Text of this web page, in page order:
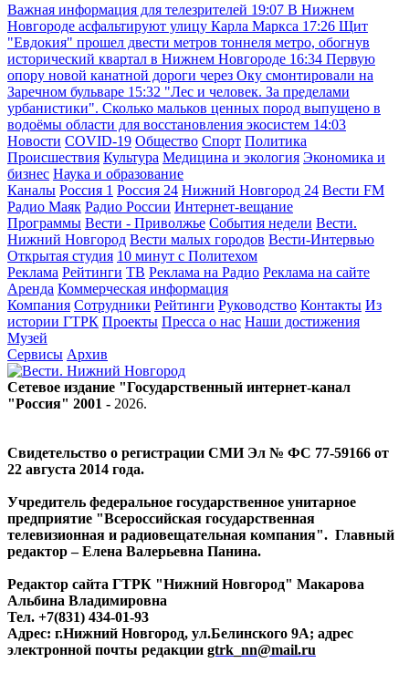
Важная информация для телезрителей 19:07 В Нижнем
Новгороде асфальтируют улицу Карла Маркса 17:26 Щит
"Евдокия" прошел двести метров тоннеля метро, обогнув
исторический квартал в Нижнем Новгороде 16:34 Первую
опору новой канатной дороги через Оку смонтировали на
Заречном бульваре 15:32 "Лес и человек. За пределами
урбанистики". Сколько мальков ценных пород выпущено в
водоёмы области для восстановления экосистем 14:03
Новости COVID-19 Общество Спорт Политика
Происшествия Культура Медицина и экология Экономика и
бизнес Наука и образование
Каналы Россия 1 Россия 24 Нижний Новгород 24 Вести FM
Радио Маяк Радио России Интернет-вещание
Программы Вести - Приволжье События недели Вести.
Нижний Новгород Вести малых городов Вести-Интервью
Открытая студия 10 минут с Политехом
Реклама Рейтинги ТВ Реклама на Радио Реклама на сайте
Аренда Коммерческая информация
Компания Сотрудники Рейтинги Руководство Контакты Из
истории ГТРК Проекты Пресса о нас Наши достижения
Музей
Сервисы Архив
Сетевое издание "Государственный интернет-канал
"Россия" 2001 - 2026.
Свидетельство о регистрации СМИ Эл № ФС 77-59166 от
22 августа 2014 года.
Учредитель федеральное государственное унитарное
предприятие "Всероссийская государственная
телевизионная и радиовещательная компания". Главный
редактор – Елена Валерьевна Панина.
Редактор сайта ГТРК "Нижний Новгород" Макарова
Альбина Владимировна
Тел. +7(831) 434-01-93
Адрес: г.Нижний Новгород, ул.Белинского 9А; адрес
электронной почты редакции gtrk_nn@mail.ru